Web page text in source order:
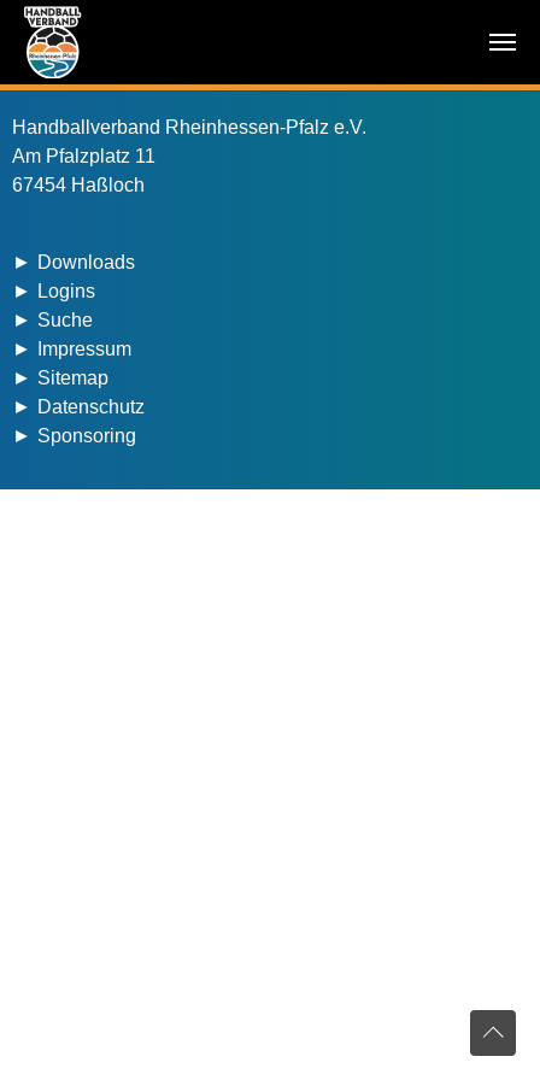
Handballverband Rheinhessen-Pfalz e.V.
Am Pfalzplatz 11
67454 Haßloch
Downloads
Logins
Suche
Impressum
Sitemap
Datenschutz
Sponsoring